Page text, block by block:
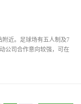
近。足球场有五人制及7
公司合作意向较强，可在